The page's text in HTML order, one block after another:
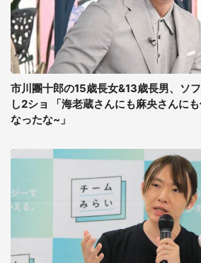
市川團十郎の15歳長女&13歳長男、ソ
し2ショ 「海老蔵さんにも麻央さんに
なったな~」